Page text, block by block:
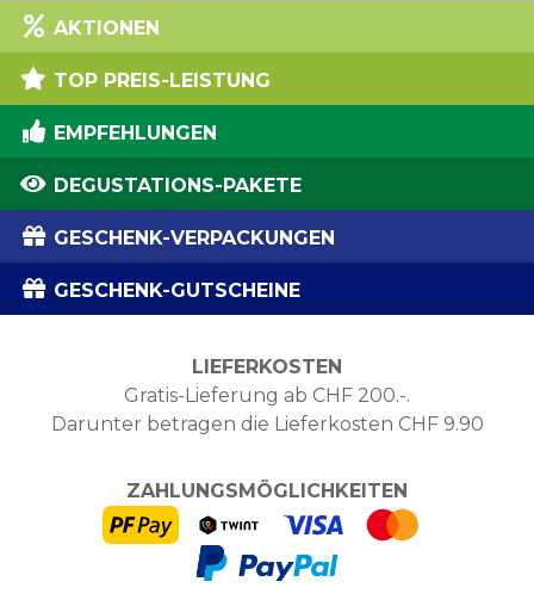
AKTIONEN
TOP PREIS-LEISTUNG
EMPFEHLUNGEN
DEGUSTATIONS-PAKETE
GESCHENK-VERPACKUNGEN
GESCHENK-GUTSCHEINE
LIEFERKOSTEN
Gratis-Lieferung ab CHF 200.-.
Darunter betragen die Lieferkosten CHF 9.90
ZAHLUNGSMÖGLICHKEITEN